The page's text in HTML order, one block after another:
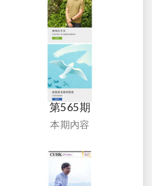
第565期
本期內容